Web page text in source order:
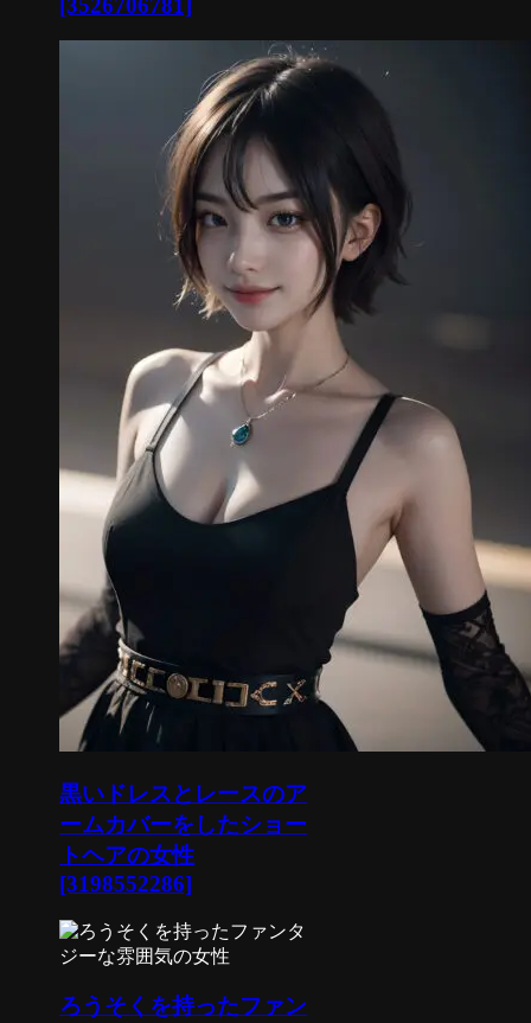
黒いドレスとレースのア
ームカバーをしたショー
トヘアの女性
[3198552286]
ろうそくを持ったファン